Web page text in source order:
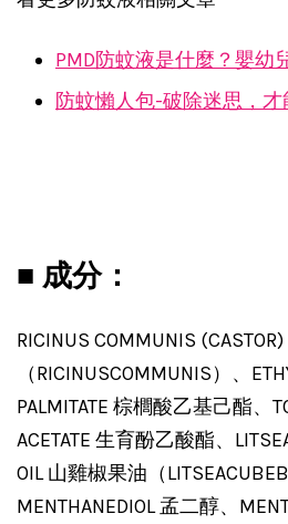
PMD防蚊液是什麼？嬰幼
防蚊懶人包-破除迷思，
■ 成分：
RICINUS COMMUNIS
（RICINUSCOMMUNIS）、
PALMITATE 棕櫚酸乙基己酯、
ACETATE 生育酚乙酸酯、
OIL 山雞椒果油（
MENTHANEDIOL 孟二醇、